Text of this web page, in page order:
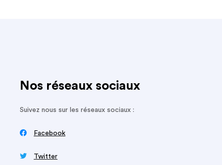
Nos réseaux sociaux
Suivez nous sur les réseaux sociaux :
 Facebook
 Twitter